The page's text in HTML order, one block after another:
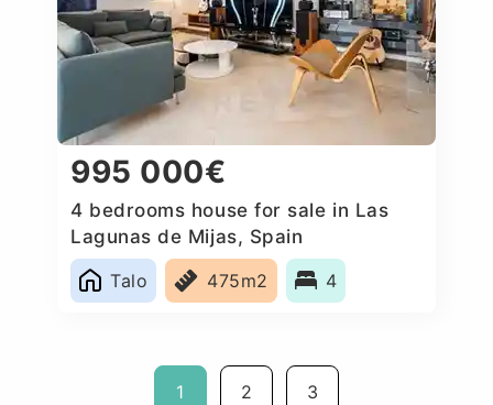
995 000€
4 bedrooms house for sale in Las
Lagunas de Mijas, Spain
Talo
475m2 4
1 2 3